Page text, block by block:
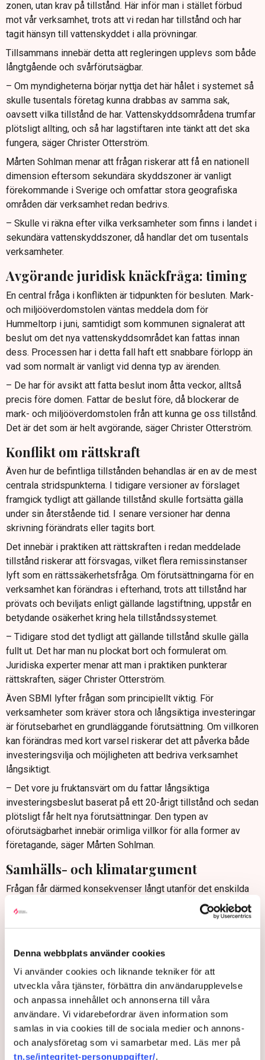
Denna webbplats använder cookies
Vi använder cookies och liknande tekniker för att
utveckla våra tjänster, förbättra din användarupplevelse
och anpassa innehållet och annonserna till våra
användare. Vi vidarebefordrar även information som
samlas in via cookies till de sociala medier och annons-
och analysföretag som vi samarbetar med. Läs mer på
tn.se/integritet-personuppgifter/.
zonen, utan krav på tillstånd. Här inför man i stället förbud
mot vår verksamhet, trots att vi redan har tillstånd och har
tagit hänsyn till vattenskyddet i alla prövningar.
Tillsammans innebär detta att regleringen upplevs som både
långtgående och svårförutsägbar.
– Om myndigheterna börjar nyttja det här hålet i systemet så
skulle tusentals företag kunna drabbas av samma sak,
oavsett vilka tillstånd de har. Vattenskyddsområdena trumfar
plötsligt allting, och så har lagstiftaren inte tänkt att det ska
fungera, säger Christer Otterström.
Mårten Sohlman menar att frågan riskerar att få en nationell
dimension eftersom sekundära skyddszoner är vanligt
förekommande i Sverige och omfattar stora geografiska
områden där verksamhet redan bedrivs.
– Skulle vi räkna efter vilka verksamheter som finns i landet i
sekundära vattenskyddszoner, då handlar det om tusentals
verksamheter.
Avgörande juridisk knäckfråga: timing
En central fråga i konflikten är tidpunkten för besluten. Mark-
och miljööverdomstolen väntas meddela dom för
Hummeltorp i juni, samtidigt som kommunen signalerat att
beslut om det nya vattenskyddsområdet kan fattas innan
dess. Processen har i detta fall haft ett snabbare förlopp än
vad som normalt är vanligt vid denna typ av ärenden.
– De har för avsikt att fatta beslut inom åtta veckor, alltså
precis före domen. Fattar de beslut före, då blockerar de
mark- och miljööverdomstolen från att kunna ge oss tillstånd.
Det är det som är helt avgörande, säger Christer Otterström.
Konflikt om rättskraft
Även hur de befintliga tillstånden behandlas är en av de mest
centrala stridspunkterna. I tidigare versioner av förslaget
framgick tydligt att gällande tillstånd skulle fortsätta gälla
under sin återstående tid. I senare versioner har denna
skrivning förändrats eller tagits bort.
Det innebär i praktiken att rättskraften i redan meddelade
tillstånd riskerar att försvagas, vilket flera remissinstanser
lyft som en rättssäkerhetsfråga. Om förutsättningarna för en
verksamhet kan förändras i efterhand, trots att tillstånd har
prövats och beviljats enligt gällande lagstiftning, uppstår en
betydande osäkerhet kring hela tillståndssystemet.
– Tidigare stod det tydligt att gällande tillstånd skulle gälla
fullt ut. Det har man nu plockat bort och formulerat om.
Juridiska experter menar att man i praktiken punkterar
rättskraften, säger Christer Otterström.
Även SBMI lyfter frågan som principiellt viktig. För
verksamheter som kräver stora och långsiktiga investeringar
är förutsebarhet en grundläggande förutsättning. Om villkoren
kan förändras med kort varsel riskerar det att påverka både
investeringsvilja och möjligheten att bedriva verksamhet
långsiktigt.
– Det vore ju fruktansvärt om du fattar långsiktiga
investeringsbeslut baserat på ett 20-årigt tillstånd och sedan
plötsligt får helt nya förutsättningar. Den typen av
oförutsägbarhet innebär orimliga villkor för alla former av
företagande, säger Mårten Sohlman.
Samhälls- och klimatargument
Frågan får därmed konsekvenser långt utanför det enskilda
ärendet. Sekundära vattenskyddszoner omfattar ofta stora
geografiska områden där materialförsörjning och
masshantering redan pågår.
Om motsvarande restriktiva tolkning skulle få ett bredare
bygg- och infrastrukturprojekt med material, försvåra cirkulär
hantering av massor och riskera att leda till längre
transporter, ökade kostnader och högre klimatpåverkan.
– Att generellt förbjuda masshantering i sekundära
skyddszoner skulle slå mycket brett och ge stora
konsekvenser för bygg- och infrastruktursektorn, konstaterar